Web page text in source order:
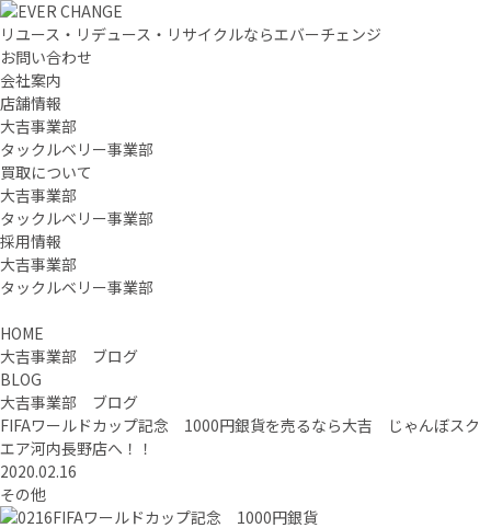
リユース・リデュース・リサイクルならエバーチェンジ
お問い合わせ
会社案内
店舗情報
大吉事業部
タックルベリー事業部
買取について
大吉事業部
タックルベリー事業部
採用情報
大吉事業部
タックルベリー事業部
HOME
大吉事業部 ブログ
BLOG
大吉事業部 ブログ
FIFAワールドカップ記念 1000円銀貨を売るなら大吉 じゃんぼスク
エア河内長野店へ！！
2020.02.16
その他